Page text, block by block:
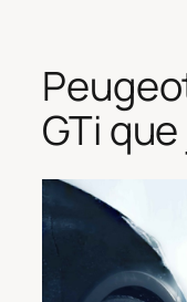
GTi